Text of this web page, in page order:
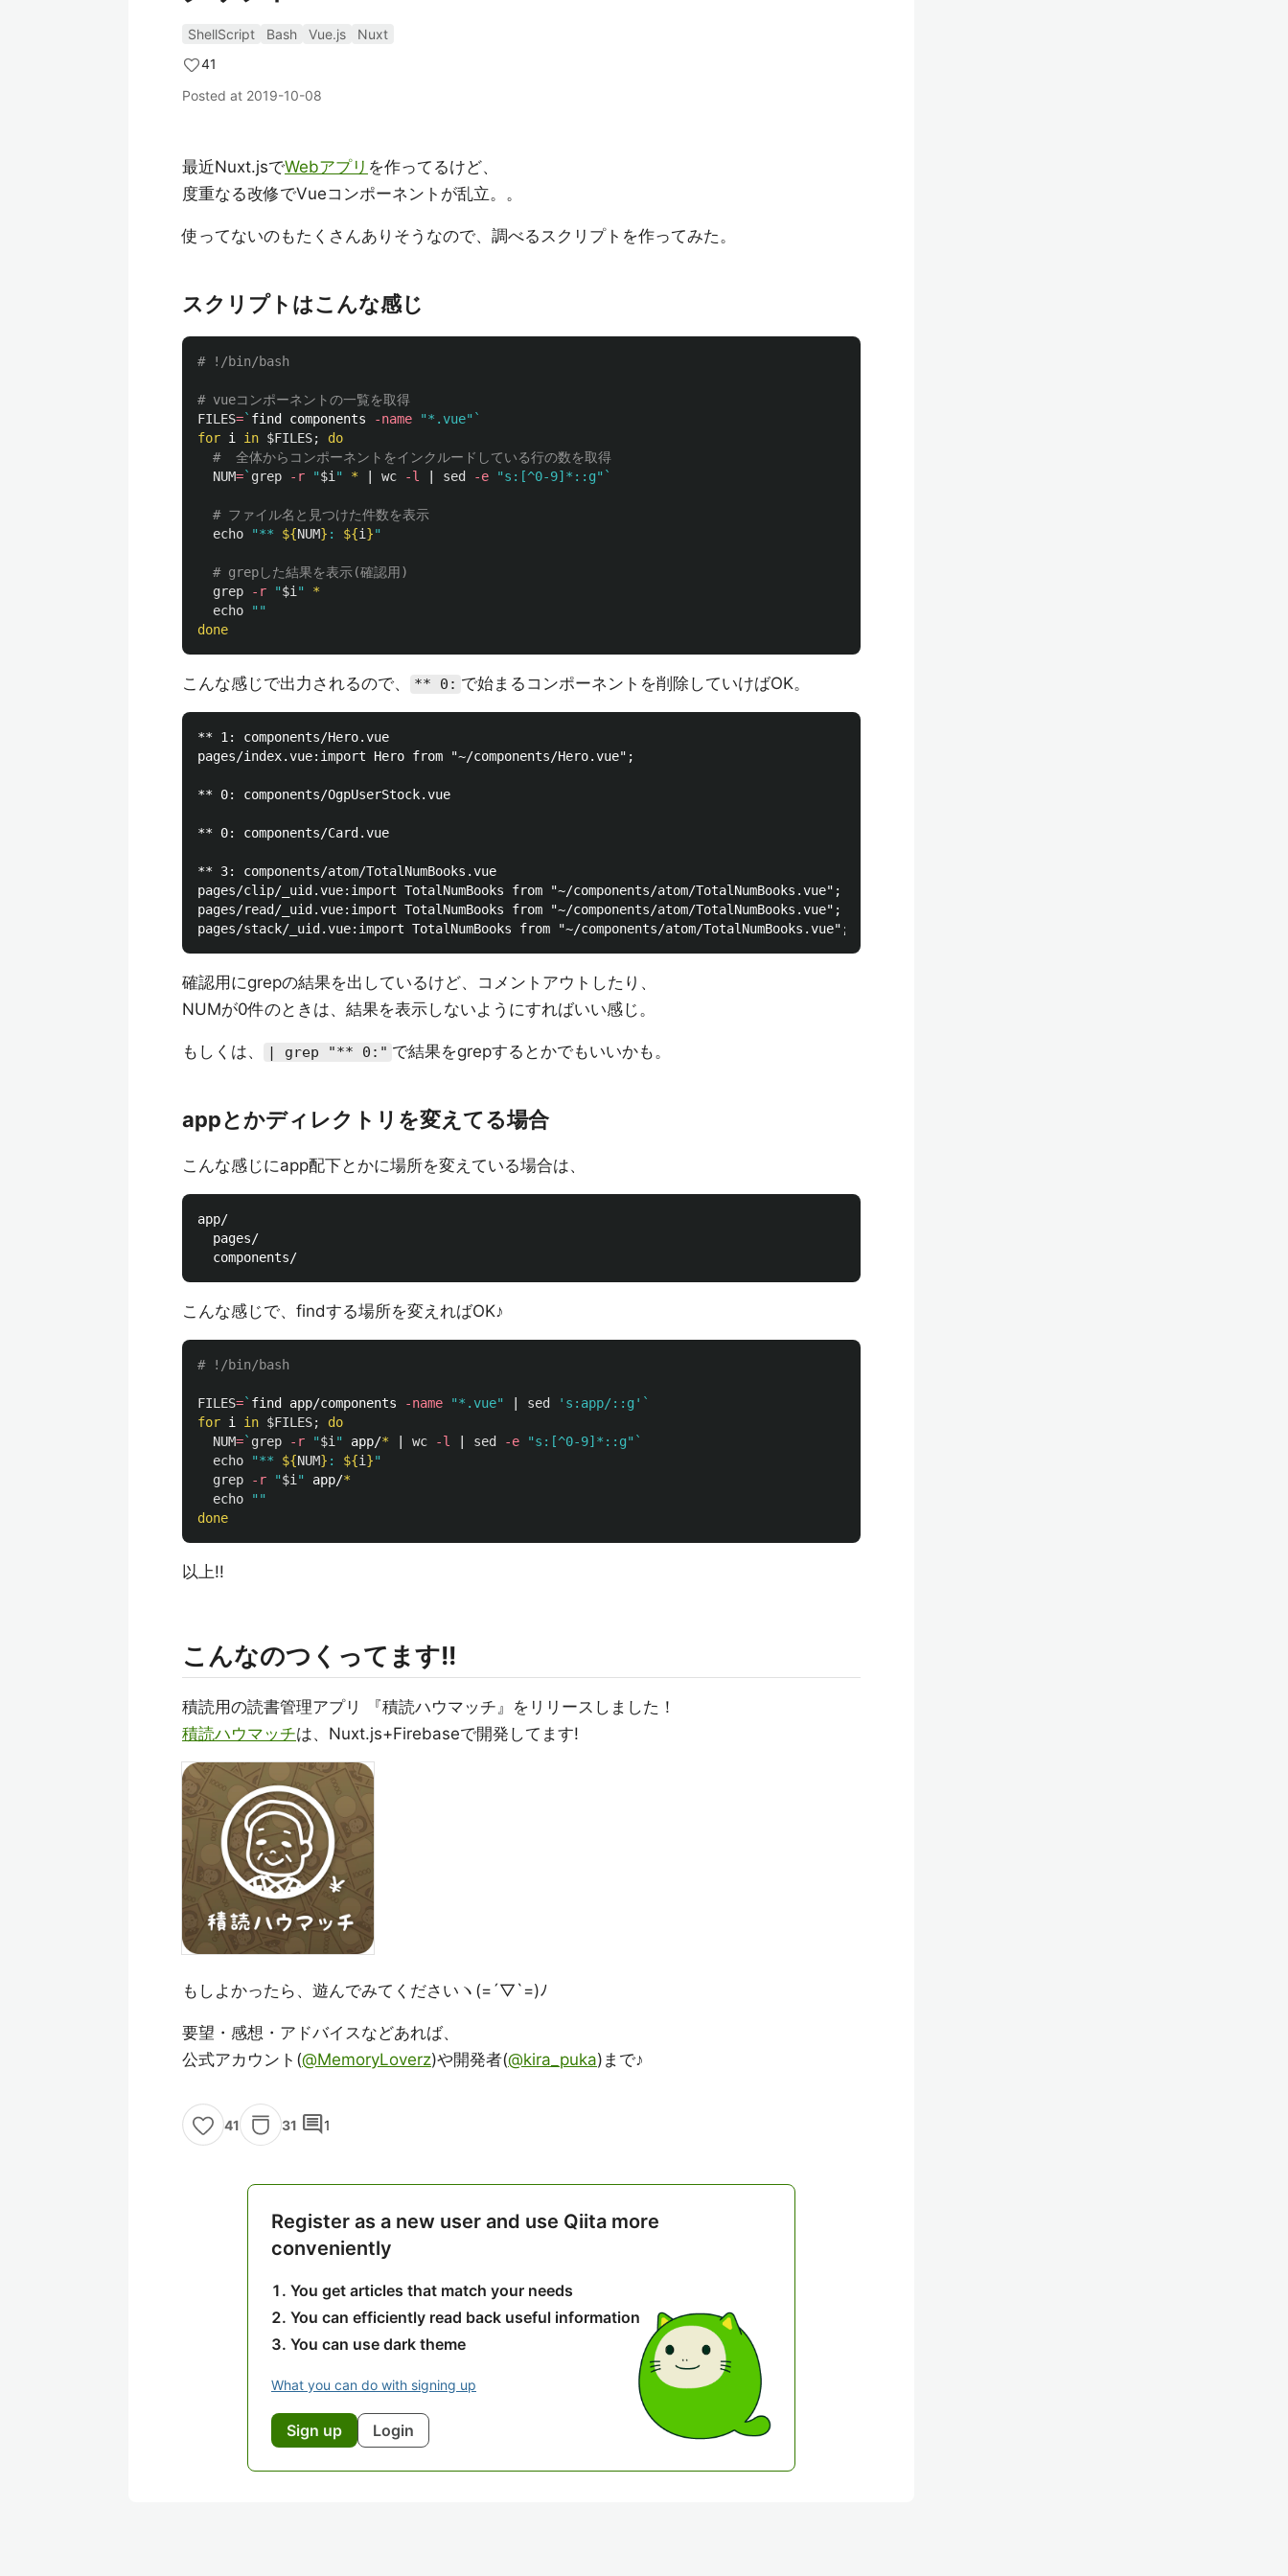
ShellScript Bash Vue.js
Nuxt
41
Posted at 2019-10-08
最近Nuxt.jsでWebアプリ を作ってるけど、
度重なる改修でVueコンポーネントが乱立。。
使ってないのもたくさんありそうなので、調べるスクリプトを作ってみた。
スクリプトはこんな感じ
# !/bin/bash
# vueコンポーネントの一覧を取得
FILES=` find components -name "*.vue" `
for i in $FILES;
do
#  全体からコンポーネントをインクルードしている行の数を取得
NUM=` grep -r "$i " * wc -l sed -e "s:[^0-9]*::g" `
# ファイル名と見つけた件数を表示
echo
"** ${NUM} : ${i }"
# grepした結果を表示(確認用)
grep
-r "$i "
*
echo
""
done
こんな感じで出力されるので、 ** 0: で始まるコンポーネントを削除していけばOK。
** 1: components/Hero.vue
pages/index.vue:import Hero from "~/components/Hero.vue";
** 0: components/OgpUserStock.vue
** 0: components/Card.vue
** 3: components/atom/TotalNumBooks.vue
pages/clip/_uid.vue:import TotalNumBooks from "~/components/atom/TotalNumBooks.vue";
pages/read/_uid.vue:import TotalNumBooks from "~/components/atom/TotalNumBooks.vue";
確認用にgrepの結果を出しているけど、コメントアウトしたり、
NUMが0件のときは、結果を表示しないようにすればいい感じ。
もしくは、 | grep "** 0:" で結果をgrepするとかでもいいかも。
appとかディレクトリを変えてる場合
こんな感じにapp配下とかに場所を変えている場合は、
app/
  pages/
こんな感じで、findする場所を変えればOK♪
# !/bin/bash
FILES=` find app/components -name "*.vue" sed 's:app/::g' `
for i in $FILES;
do
NUM=` grep -r "$i " app/* wc -l sed -e "s:[^0-9]*::g" `
echo
"** ${NUM} : ${i }"
grep
-r "$i " app/*
echo
""
done
以上!!
こんなのつくってます!!
積読用の読書管理アプリ 『積読ハウマッチ』をリリースしました！
積読ハウマッチは、Nuxt.js+Firebaseで開発してます!
もしよかったら、遊んでみてくださいヽ(=´▽`=)ﾉ
要望・感想・アドバイスなどあれば、
公式アカウント(@MemoryLoverz)や開発者(@kira_puka)まで♪
41 31 comment1
Register as a new user and use Qiita more
conveniently
You get articles that match your needs
You can efficiently read back useful information
You can use dark theme
What you can do with signing up
Sign up Login